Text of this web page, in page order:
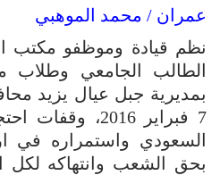
عمران / محمد الموهبي
نظم قيادة وموظفو مكتب
الطالب الجامعي وطلاب
بمديرية جبل عيال يزيد
7 فبراير 2016،
السعودي واستمراره في
بحق الشعب وانتهاكه لكل